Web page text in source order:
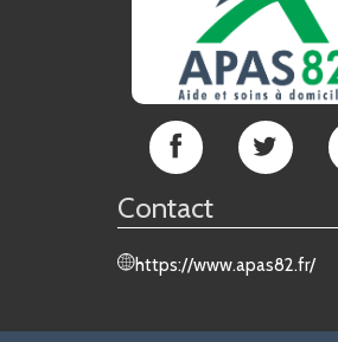
APAS
Facebook
APAS
Contact
https://www.apas82.fr/